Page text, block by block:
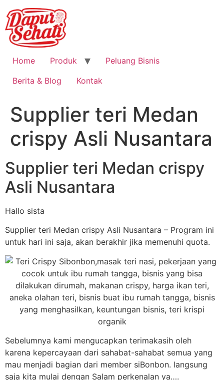
Home Produk
Peluang Bisnis
Berita & Blog
Kontak
Supplier teri Medan
crispy Asli Nusantara
Supplier teri Medan crispy
Asli Nusantara
Hallo sista
Supplier teri Medan crispy Asli Nusantara – Program ini
untuk hari ini saja, akan berakhir jika memenuhi quota.
Sebelumnya kami mengucapkan terimakasih oleh
karena kepercayaan dari sahabat-sahabat semua yang
mau menjadi bagian dari member siBonbon. langsung
saja kita mulai dengan Salam perkenalan ya….